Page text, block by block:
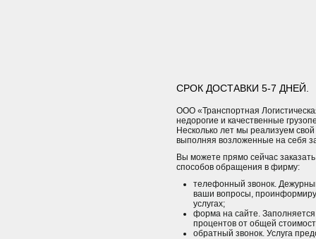
СРОК ДОСТАВКИ 5-7 ДНЕЙ.
ООО «Транспортная
недорогие и качественные
Несколько лет мы реализуем
выполняя возложенные на себя
Вы можете прямо сейчас
способов обращения в фирму:
телефонный звонок.
ваши вопросы,
услугах;
форма на сайте. Заполняется
процентов от общей
обратный звонок. Услуга